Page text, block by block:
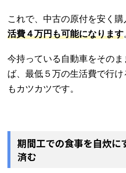
これで、中古の原付を安く購
活費４万円も可能になります
今持っている自動車をその
ば、最低５万の生活費で行
もカツカツです。
期間工での食事を自炊に
済む